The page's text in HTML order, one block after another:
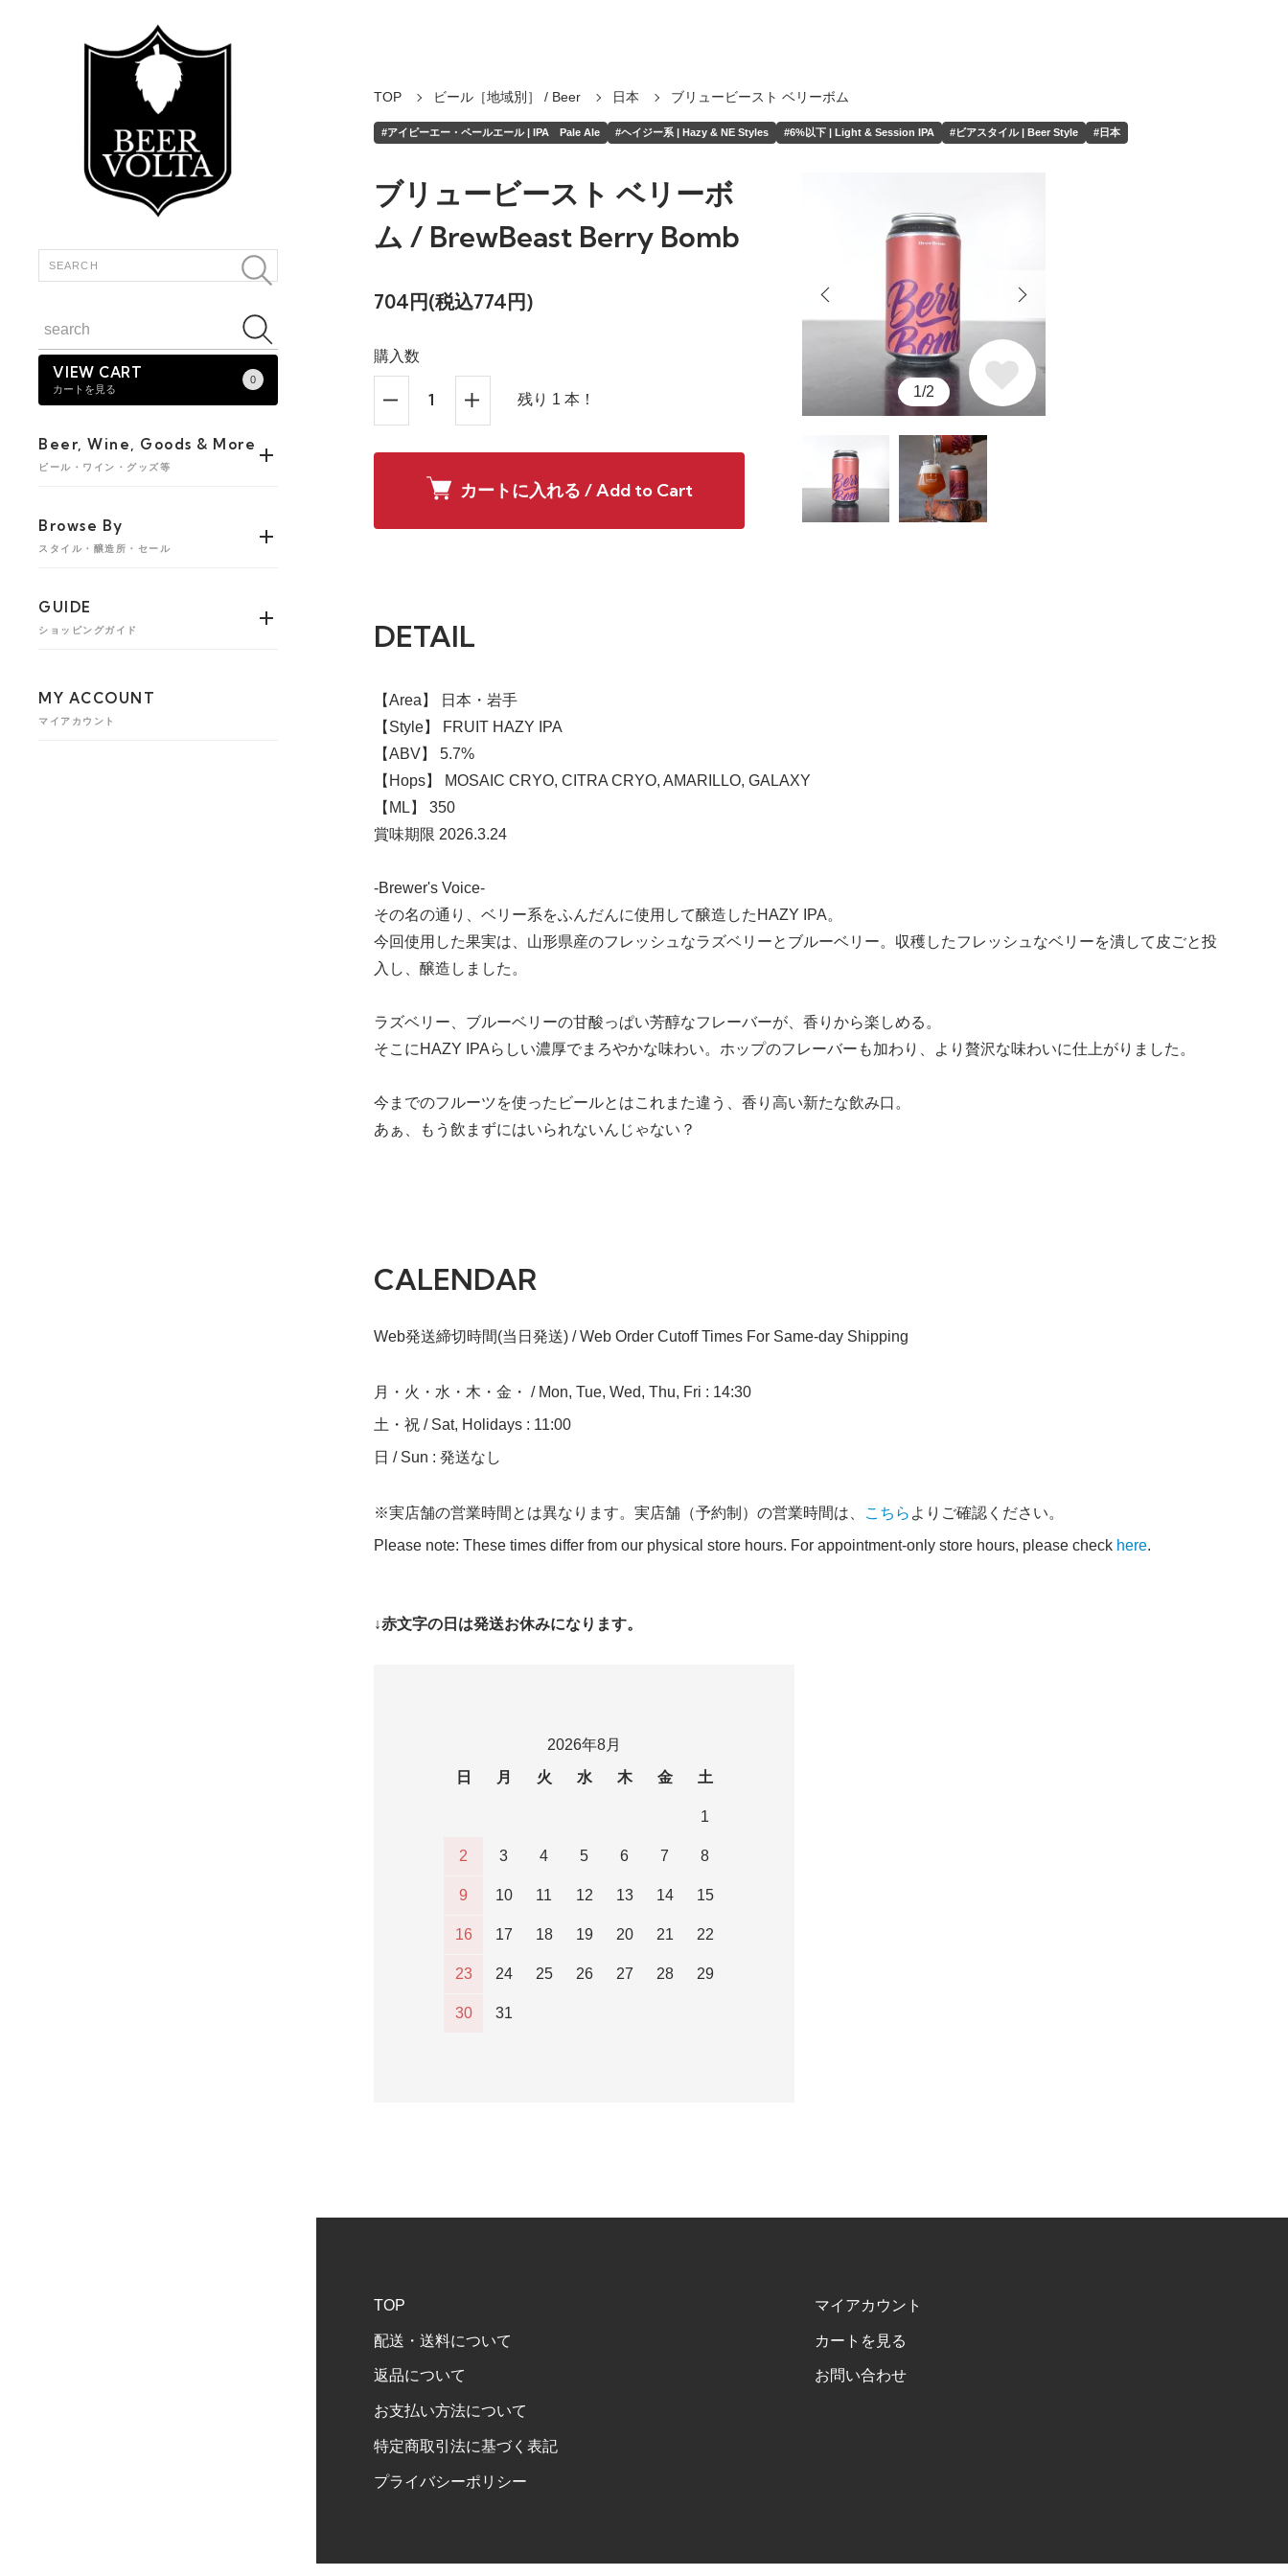
VIEW CART
カートを見る
0
Beer, Wine, Goods & More
ビール・ワイン・グッズ等
Browse By
スタイル・醸造所・セール
GUIDE
ショッピングガイド
MY ACCOUNT
マイアカウント
TOP ビール［地域別］ / Beer 日本 ブリュービースト ベリーボム
#アイピーエー・ペールエール | IPA Pale Ale #ヘイジー系 | Hazy & NE Styles #6%以下 | Light & Session IPA #ビアスタイル | Beer Style #日本
1/2
ブリュービースト ベリーボ
ム / BrewBeast Berry Bomb
704円(税込774円)
購入数
残り 1 本！
カートに入れる / Add to Cart
DETAIL
【Area】 日本・岩手
【Style】 FRUIT HAZY IPA
【ABV】 5.7%
【Hops】 MOSAIC CRYO, CITRA CRYO, AMARILLO, GALAXY
【ML】 350
賞味期限 2026.3.24
-Brewer's Voice-
その名の通り、ベリー系をふんだんに使用して醸造したHAZY IPA。
今回使用した果実は、山形県産のフレッシュなラズベリーとブルーベリー。収穫したフレッシュなベリーを潰して皮ごと投
入し、醸造しました。
ラズベリー、ブルーベリーの甘酸っぱい芳醇なフレーバーが、香りから楽しめる。
そこにHAZY IPAらしい濃厚でまろやかな味わい。ホップのフレーバーも加わり、より贅沢な味わいに仕上がりました。
今までのフルーツを使ったビールとはこれまた違う、香り高い新たな飲み口。
あぁ、もう飲まずにはいられないんじゃない？
CALENDAR
Web発送締切時間(当日発送) / Web Order Cutoff Times For Same-day Shipping
月・火・水・木・金・ / Mon, Tue, Wed, Thu, Fri : 14:30
土・祝 / Sat, Holidays : 11:00
日 / Sun : 発送なし
※実店舗の営業時間とは異なります。実店舗（予約制）の営業時間は、 こちら よりご確認ください。
Please note: These times differ from our physical store hours. For appointment-only store hours, please check here.
↓赤文字の日は発送お休みになります。
2026年8月
日
月 火 水 木 金 土
1
2 3 4 5 6 7 8
9 10 11 12 13 14 15
16 17 18 19 20 21 22
23 24 25 26 27 28 29
30 31
TOP
配送・送料について
返品について
お支払い方法について
特定商取引法に基づく表記
プライバシーポリシー
マイアカウント
カートを見る
お問い合わせ